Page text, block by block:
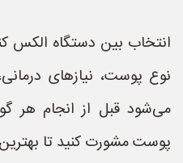
انتخاب بین دستگاه الکس
نوع پوست، نیازهای
می‌شود قبل از انجام هر
پوست مشورت کنید تا بهترین